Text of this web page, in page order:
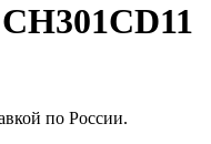
по России.